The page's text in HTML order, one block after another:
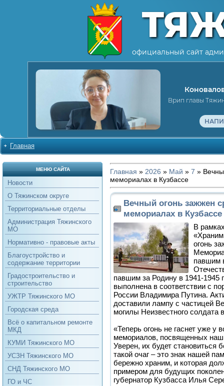
официальный сайт
Врип главы
Главная
МЕНЮ САЙТА
Новости
О Тяжинском округе
Территориальные отделы
Администрация Тяжинского
МО
Нормативно - правовые акты
Благоустройство и
содержание территории
Градостроительство и
строительство
УЖТР Тяжинского МО
Городская среда
Всё о капитальном ремонте
МКД
КУМИ Тяжинского МО
УСЗН Тяжинского МО
СНД Тяжинского МО
ГО и ЧС
Главная » 2026 » Май » 7 »
мемориалах в Кузбассе
Вечный огонь зажжен
мемориалах в Кузбассе
В
огонь
павшим
павшим за Родину в 1941-1945
выполнена в соответствии с
России Владимира Путина.
доставили лампу с частицей
могилы Неизвестного солдата
«Теперь огонь не гаснет уже у
мемориалов, посвященных
Уверен, их будет
такой очаг – это знак нашей
бережно храним, и которая
примером для будущих
губернатор Кузбасса Илья